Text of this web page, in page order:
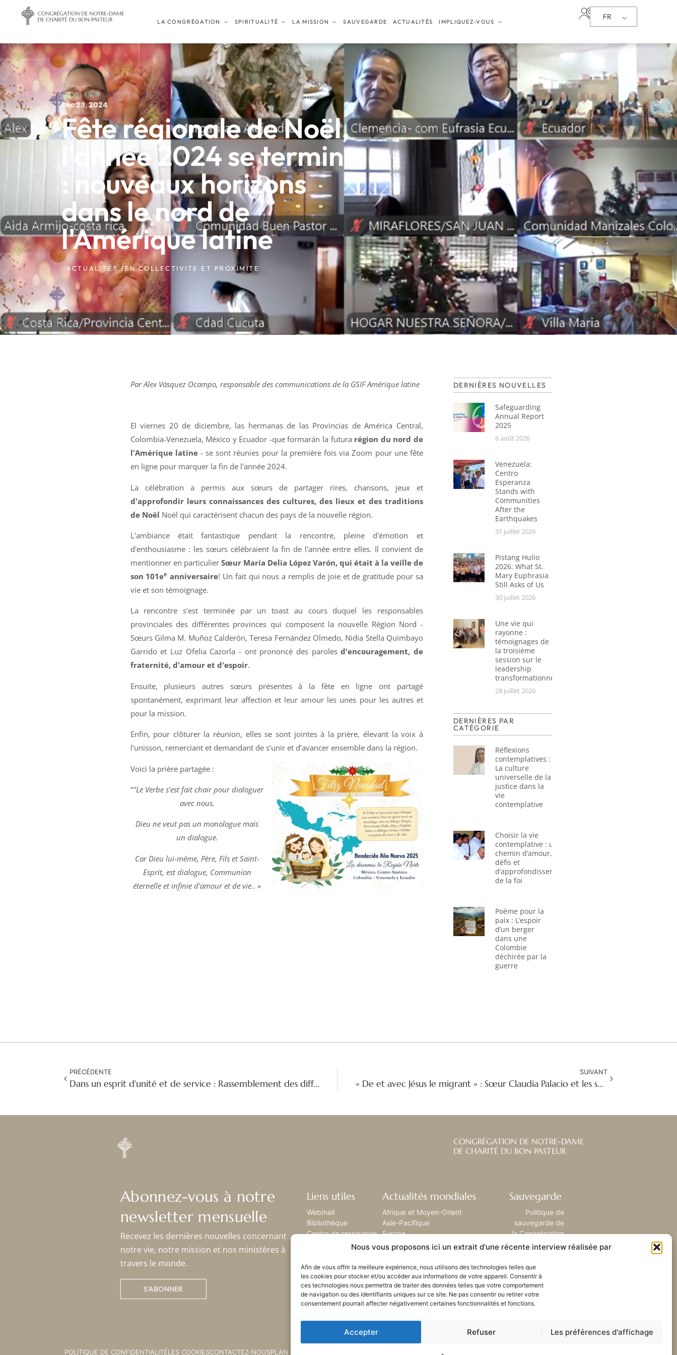
Nous vous proposons ici un extrait d'une récente interview réalisée par
Afin de vous offrir la meilleure expérience, nous utilisons des technologies telles que
les cookies pour stocker et/ou accéder aux informations de votre appareil. Consentir à
ces technologies nous permettra de traiter des données telles que votre comportement
de navigation ou des identifiants uniques sur ce site. Ne pas consentir ou retirer votre
consentement pourrait affecter négativement certaines fonctionnalités et fonctions.
Accepter Refuser Les préférences d'affichage
LA CONGRÉGATION SPIRITUALITÉ LA MISSION SAUVEGARDE ACTUALITÉS IMPLIQUEZ-VOUS
FR
Déc 23, 2024
Fête régionale de Noël,
l'année 2024 se termine
: nouveaux horizons
dans le nord de
l'Amérique latine
ACTUALITÉS /EN COLLECTIVITE ET PROXIMITE
Par Alex Vásquez Ocampo, responsable des communications de la GSIF Amérique latine
El viernes 20 de diciembre, las hermanas de las Provincias de América Central,
Colombia-Venezuela, México y Ecuador -que formarán la futura région du nord de
l'Amérique latine- se sont réunies pour la première fois via Zoom pour une fête
en ligne pour marquer la fin de l'année 2024.
La célébration a permis aux sœurs de partager rires, chansons, jeux et
d'approfondir leurs connaissances des cultures, des lieux et des traditions
de Noël Noël qui caractérisent chacun des pays de la nouvelle région.
L'ambiance était fantastique pendant la rencontre, pleine d'émotion et
d'enthousiasme : les sœurs célébraient la fin de l'année entre elles. Il convient de
mentionner en particulier Sœur María Delia López Varón, qui était à la veille de
son 101ee anniversaire! Un fait qui nous a remplis de joie et de gratitude pour sa
vie et son témoignage.
La rencontre s'est terminée par un toast au cours duquel les responsables
provinciales des différentes provinces qui composent la nouvelle Région Nord -
Sœurs Gilma M. Muñoz Calderón, Teresa Fernández Olmedo, Nidia Stella Quimbayo
Garrido et Luz Ofelia Cazorla - ont prononcé des parolesd'encouragement, de
fraternité, d'amour et d'espoir.
Ensuite, plusieurs autres sœurs présentes à la fête en ligne ont partagé
spontanément, exprimant leur affection et leur amour les unes pour les autres et
pour la mission.
Enfin, pour clôturer la réunion, elles se sont jointes à la prière, élevant la voix à
l'unisson, remerciant et demandant de s’unir et d’avancer ensemble dans la région.
Voici la prière partagée :
“"Le Verbe s'est fait chair pour dialoguer
avec nous.
Dieu ne veut pas un monologue mais
un dialogue.
Car Dieu lui-même, Père, Fils et Saint-
Esprit, est dialogue, Communion
éternelle et infinie d'amour et de vie.. »
DERNIÈRES NOUVELLES
Safeguarding
Annual Report
2025
6 août 2026
Venezuela:
Centro
Esperanza
Stands with
Communities
After the
Earthquakes
31 juillet 2026
Pistang Hulio
2026: What St.
Mary Euphrasia
Still Asks of Us
30 juillet 2026
Une vie qui
rayonne :
témoignages de
la troisième
session sur le
leadership
transformationnel
28 juillet 2026
DERNIÈRES PAR
CATÉGORIE
Réflexions
contemplatives :
La culture
universelle de la
justice dans la
vie
contemplative
Choisir la vie
contemplative : un
chemin d’amour, de
défis et
d’approfondissement
de la foi
Poème pour la
paix : L’espoir
d’un berger
dans une
Colombie
déchirée par la
guerre
PRÉCÉDENTE
Dans un esprit d'unité et de service : Rassemblement des différentes îles
SUIVANT
« De et avec Jésus le migrant » : Sœur Claudia Palacio et les sœurs du Bon Pasteur au Honduras
CONGRÉGATION DE NOTRE-DAME
DE CHARITÉ DU BON PASTEUR
Abonnez-vous à notre
newsletter mensuelle
Recevez les dernières nouvelles concernant
notre vie, notre mission et nos ministères à
travers le monde.
S'ABONNER
Liens utiles
Webmail
Bibliothèque
Centre de ressources
Envoyez-nous votre
Plan du site
Actualités mondiales
Afrique et Moyen-Orient
Asie-Pacifique
Europe
Amérique latine
Sauvegarde
Politique de
sauvegarde de
la Congrégation
POLITIQUE DE CONFIDENTIALITÉLES COOKIESCONTACTEZ-NOUSPLAN DU SITE